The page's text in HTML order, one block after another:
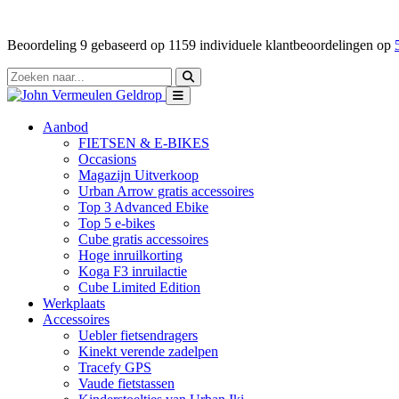
Beoordeling 9 gebaseerd op 1159 individuele klantbeoordelingen op
Aanbod
FIETSEN & E-BIKES
Occasions
Magazijn Uitverkoop
Urban Arrow gratis accessoires
Top 3 Advanced Ebike
Top 5 e-bikes
Cube gratis accessoires
Hoge inruilkorting
Koga F3 inruilactie
Cube Limited Edition
Werkplaats
Accessoires
Uebler fietsendragers
Kinekt verende zadelpen
Tracefy GPS
Vaude fietstassen